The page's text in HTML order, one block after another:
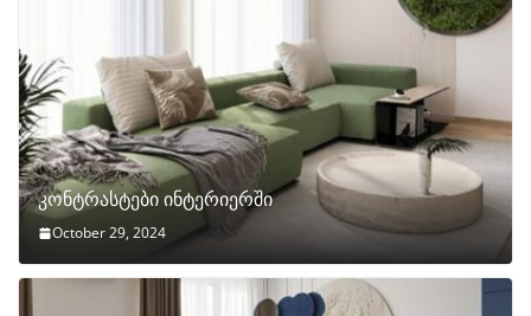
კონტრასტები ინტერიერში
October 29, 2024